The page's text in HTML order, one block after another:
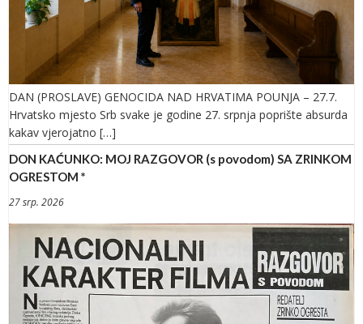
DAN (PROSLAVE) GENOCIDA NAD HRVATIMA POUNJA – 27.7.
Hrvatsko mjesto Srb svake je godine 27. srpnja poprište absurda
kakav vjerojatno […]
DON KAĆUNKO: MOJ RAZGOVOR (s povodom) SA ZRINKOM
OGRESTOM *
27 srp. 2026